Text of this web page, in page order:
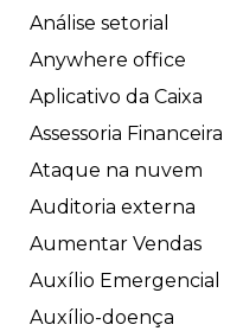
Análise setorial
Anywhere office
Aplicativo da Caixa
Assessoria Financeira
Ataque na nuvem
Auditoria externa
Aumentar Vendas
Auxílio Emergencial
Auxílio-doença